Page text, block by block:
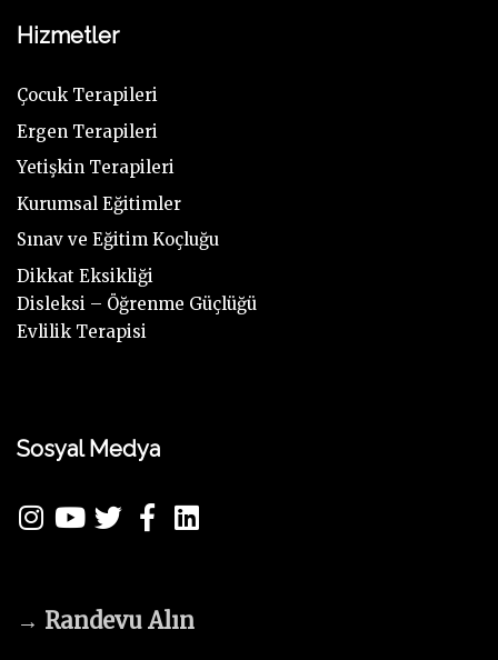
Hizmetler
Çocuk Terapileri
Ergen Terapileri
Yetişkin Terapileri
Kurumsal Eğitimler
Sınav ve Eğitim Koçluğu
Dikkat Eksikliği
Disleksi – Öğrenme Güçlüğü
Evlilik Terapisi
Sosyal Medya
→ Randevu Alın